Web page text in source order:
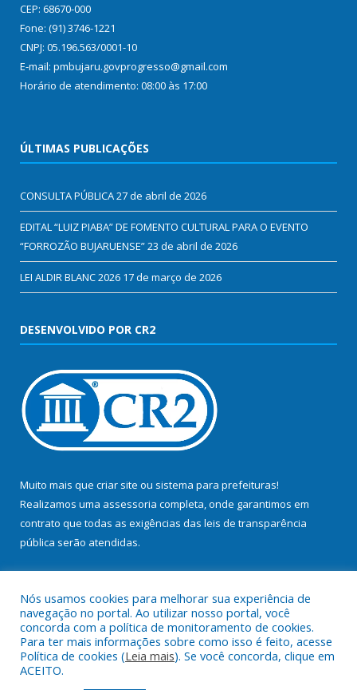
CEP: 68670-000
Fone: (91) 3746-1221
CNPJ: 05.196.563/0001-10
E-mail: pmbujaru.govprogresso@gmail.com
Horário de atendimento: 08:00 às 17:00
ÚLTIMAS PUBLICAÇÕES
CONSULTA PÚBLICA27 de abril de 2026
EDITAL “LUIZ PIABA” DE FOMENTO CULTURAL PARA O EVENTO
“FORROZÃO BUJARUENSE”23 de abril de 2026
LEI ALDIR BLANC 2026 17 de março de 2026
DESENVOLVIDO POR CR2
Muito mais que criar site ou sistema para prefeituras!
Realizamos uma assessoria completa, onde garantimos em
contrato que todas as exigências das leis de transparência
pública serão atendidas.
Todos os direitos reservados a Prefeitura Municipal de Bujaru.
Nós usamos cookies para melhorar sua experiência de
navegação no portal. Ao utilizar nosso portal, você
concorda com a política de monitoramento de cookies.
Para ter mais informações sobre como isso é feito, acesse
Política de cookies (Leia mais). Se você concorda, clique em
ACEITO.